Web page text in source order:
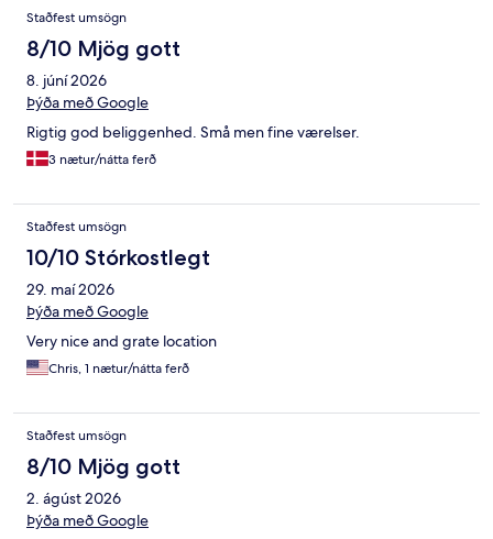
Staðfest umsögn
8/10 Mjög gott
8. júní 2026
Þýða með Google
Rigtig god beliggenhed. Små men fine værelser.
3 nætur/nátta ferð
Staðfest umsögn
10/10 Stórkostlegt
29. maí 2026
Þýða með Google
Very nice and grate location
Chris, 1 nætur/nátta ferð
Staðfest umsögn
8/10 Mjög gott
2. ágúst 2026
Þýða með Google